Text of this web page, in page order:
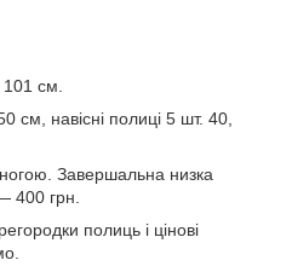
см.
см, навісні полиці 5 шт. 40,
Завершальна низка
400 грн.
полиць і цінові